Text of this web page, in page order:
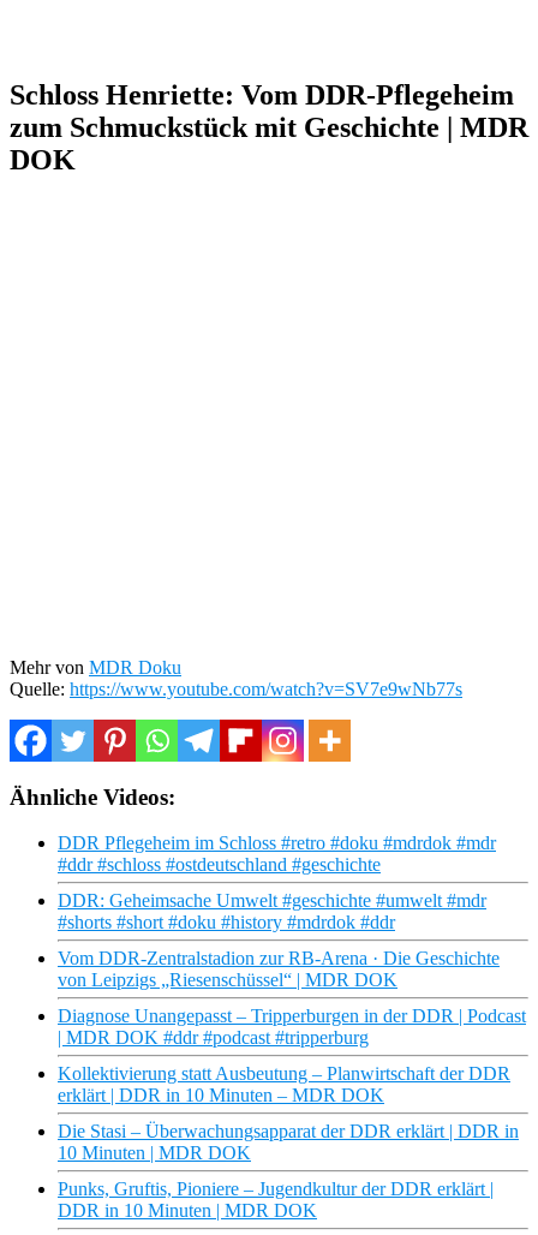
Schloss Henriette: Vom DDR-Pflegeheim
zum Schmuckstück mit Geschichte | MDR
DOK
Mehr von MDR Doku
Quelle: https://www.youtube.com/watch?v=SV7e9wNb77s
Ähnliche Videos:
DDR Pflegeheim im Schloss #retro #doku #mdrdok #mdr
#ddr #schloss #ostdeutschland #geschichte
DDR: Geheimsache Umwelt #geschichte #umwelt #mdr
#shorts #short #doku #history #mdrdok #ddr
Vom DDR-Zentralstadion zur RB-Arena · Die Geschichte
von Leipzigs „Riesenschüssel“ | MDR DOK
Diagnose Unangepasst – Tripperburgen in der DDR | Podcast
| MDR DOK #ddr #podcast #tripperburg
Kollektivierung statt Ausbeutung – Planwirtschaft der DDR
erklärt | DDR in 10 Minuten – MDR DOK
Die Stasi – Überwachungsapparat der DDR erklärt | DDR in
10 Minuten | MDR DOK
Punks, Gruftis, Pioniere – Jugendkultur der DDR erklärt |
DDR in 10 Minuten | MDR DOK